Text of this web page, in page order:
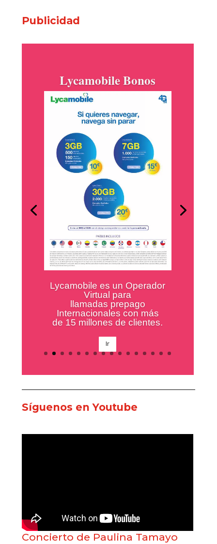
Publicidad
Goya está siempre
contigo
En Goya tenemos una amplísima
En Goya tenemos una
amplísima variedad de
productos, conócelos aquí
Ir
Síguenos en Youtube
Concierto de Paulina Tamayo